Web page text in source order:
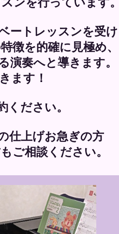
ートレッスンを受け
徴を的確に見極め、
演奏へと導きます。
ます！
ださい。
仕上げお急ぎの方
ご相談ください。